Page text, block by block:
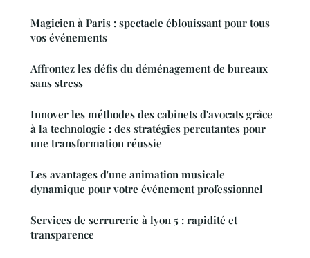
Magicien à Paris : spectacle éblouissant pour tous
vos événements
Affrontez les défis du déménagement de bureaux
sans stress
Innover les méthodes des cabinets d'avocats grâce
à la technologie : des stratégies percutantes pour
une transformation réussie
Les avantages d'une animation musicale
dynamique pour votre événement professionnel
Services de serrurerie à lyon 5 : rapidité et
transparence